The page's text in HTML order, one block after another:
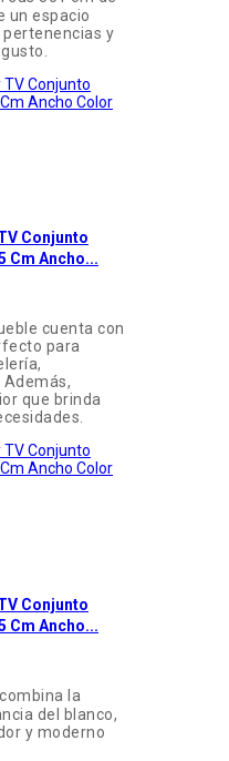
un espacio
y
Conjunto
Cm Ancho...
cuenta con
para
que brinda
Conjunto
Cm Ancho...
la
del blanco,
y moderno